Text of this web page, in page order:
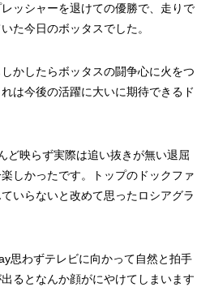
ッシャーを退けての優勝で、走りで
た今日のボッタスでした。
かしたらボッタスの闘争心に火をつ
は今後の活躍に大いに期待できるド
ど映らず実際は追い抜きが無い退屈
しかったです。トップのドックファ
いらないと改めて思ったロシアグラ
思わずテレビに向かって自然と拍手
るとなんか顔がにやけてしまいます